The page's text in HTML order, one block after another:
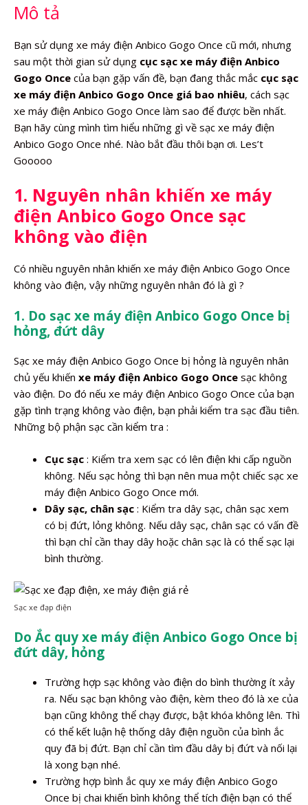
Mô tả
Bạn sử dụng xe máy điện Anbico Gogo Once cũ mới, nhưng
sau một thời gian sử dụng cục sạc xe máy điện Anbico
Gogo Once của bạn gặp vấn đề, bạn đang thắc mắc cục sạc
xe máy điện Anbico Gogo Once giá bao nhiêu, cách sạc
xe máy điện Anbico Gogo Once làm sao để được bền nhất.
Bạn hãy cùng mình tìm hiểu những gì về sạc xe máy điện
Anbico Gogo Once nhé. Nào bắt đầu thôi bạn ơi. Les’t
Gooooo
1. Nguyên nhân khiến xe máy
điện Anbico Gogo Once sạc
không vào điện
Có nhiều nguyên nhân khiến xe máy điện Anbico Gogo Once
không vào điện, vậy những nguyên nhân đó là gì ?
1. Do sạc xe máy điện Anbico Gogo Once bị
hỏng, đứt dây
Sạc xe máy điện Anbico Gogo Once bị hỏng là nguyên nhân
chủ yếu khiến xe máy điện Anbico Gogo Once sạc không
vào điện. Do đó nếu xe máy điện Anbico Gogo Once của bạn
gặp tình trạng không vào điện, bạn phải kiểm tra sạc đầu tiên.
Những bộ phận sạc cần kiểm tra :
Cục sạc : Kiểm tra xem sạc có lên điện khi cấp nguồn
không. Nếu sạc hỏng thì bạn nên mua một chiếc sạc xe
máy điện Anbico Gogo Once mới.
Dây sạc, chân sạc : Kiểm tra dây sạc, chân sạc xem
có bị đứt, lỏng không. Nếu dây sạc, chân sạc có vấn đề
thì bạn chỉ cần thay dây hoặc chân sạc là có thể sạc lại
bình thường.
Sạc xe đạp điện
Do Ắc quy xe máy điện Anbico Gogo Once bị
đứt dây, hỏng
Trường hợp sạc không vào điện do bình thường ít xảy
ra. Nếu sạc bạn không vào điện, kèm theo đó là xe của
bạn cũng không thể chạy được, bật khóa không lên. Thì
có thể kết luận hệ thống dây điện nguồn của bình ắc
quy đã bị đứt. Bạn chỉ cần tìm đầu dây bị đứt và nối lại
là xong bạn nhé.
Trường hợp bình ắc quy xe máy điện Anbico Gogo
Once bị chai khiến bình không thể tích điện bạn có thể